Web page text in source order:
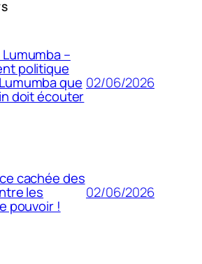
Lumumba –
politique
que
doit écouter
02/06/2026
cachée des
les
pouvoir !
02/06/2026